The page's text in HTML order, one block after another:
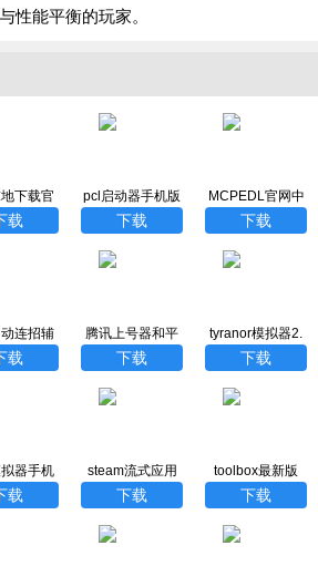
性能平衡的玩家。
下载官
新版
载
pcl启动器手机版
下载
下载
MCPEDL官网中
文汉化版
下载
连招辅
最新版
载
腾讯上号器和平
精英
下载
tyranor模拟器2.
3.3版
下载
器手机
版载
steam流式应用
下载安卓版
下载
toolbox最新版
下载